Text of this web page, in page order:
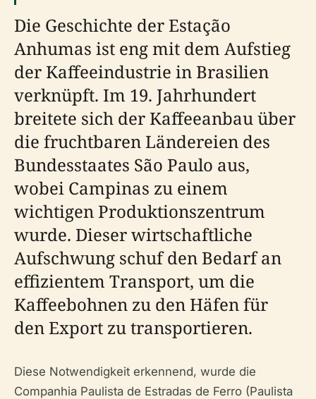
Die Geschichte der Estação
Anhumas ist eng mit dem Aufstieg
der Kaffeeindustrie in Brasilien
verknüpft. Im 19. Jahrhundert
breitete sich der Kaffeeanbau über
die fruchtbaren Ländereien des
Bundesstaates São Paulo aus,
wobei Campinas zu einem
wichtigen Produktionszentrum
wurde. Dieser wirtschaftliche
Aufschwung schuf den Bedarf an
effizientem Transport, um die
Kaffeebohnen zu den Häfen für
den Export zu transportieren.
Diese Notwendigkeit erkennend, wurde die
Companhia Paulista de Estradas de Ferro (Paulista